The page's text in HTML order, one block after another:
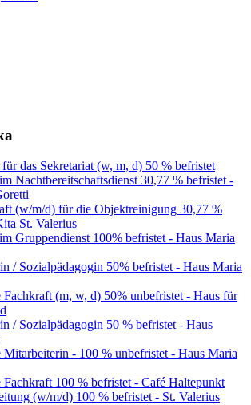
das Sekretariat (w, m, d) 50 % befristet
Nachtbereitschaftsdienst 30,77 % befristet -
(w/m/d) für die Objektreinigung 30,77 %
St. Valerius
Gruppendienst 100% befristet - Haus Maria
/ Sozialpädagogin 50% befristet - Haus Maria
Fachkraft (m, w, d) 50% unbefristet - Haus für
/ Sozialpädagogin 50 % befristet - Haus
Mitarbeiterin - 100 % unbefristet - Haus Maria
Fachkraft 100 % befristet - Café Haltepunkt
(w/m/d) 100 % befristet - St. Valerius